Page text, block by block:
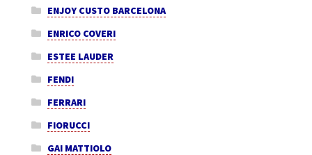
ENJOY CUSTO BARCELONA
ENRICO COVERI
ESTEE LAUDER
FENDI
FERRARI
FIORUCCI
GAI MATTIOLO